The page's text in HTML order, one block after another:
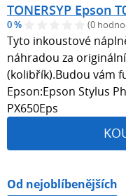
TONERSYP Epson
0 % (0
Tyto inkoustové
náhradou za
(kolibřík).Budou vám
Epson:Epson Stylus
PX650Eps
Od nejoblíbenějších